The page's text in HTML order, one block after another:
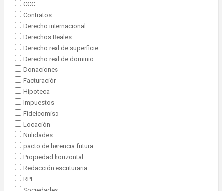
CCC
Contratos
Derecho internacional
Derechos Reales
Derecho real de superficie
Derecho real de dominio
Donaciones
Facturación
Hipoteca
Impuestos
Fideicomiso
Locación
Nulidades
pacto de herencia futura
Propiedad horizontal
Redacción escrituraria
RPI